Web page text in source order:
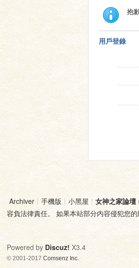
抱
用戶登錄
Archiver | 手機版 | 小黑屋 | 女神之家論壇
容負法律責任。 如果本站部分内容侵犯您
Powered by Discuz! X3.4
© 2001-2017 Comsenz Inc.